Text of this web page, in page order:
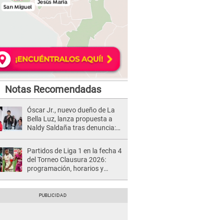
Notas Recomendadas
Óscar Jr., nuevo dueño de La
Bella Luz, lanza propuesta a
Naldy Saldaña tras denuncia:
Partidos de Liga 1 en la fecha 4
del Torneo Clausura 2026:
programación, horarios y